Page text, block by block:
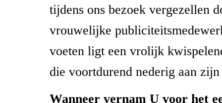
tijdens ons bezoek vergezellen
vrouwelijke
voeten ligt een vrolijk
die voortdurend nederig aan
Wanneer vernam U voor het